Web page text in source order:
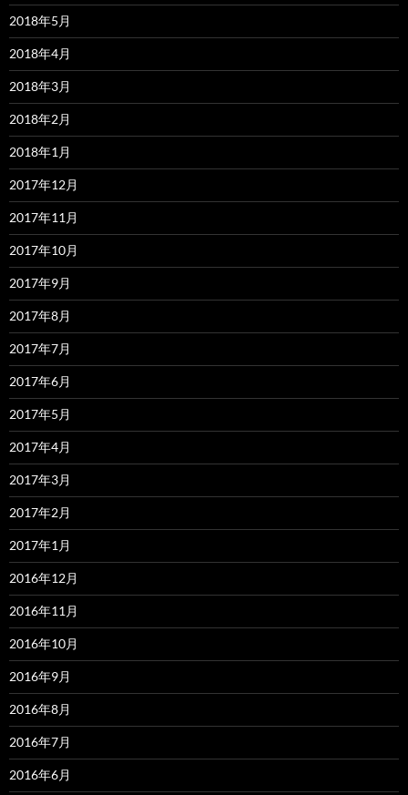
2018年5月
2018年4月
2018年3月
2018年2月
2018年1月
2017年12月
2017年11月
2017年10月
2017年9月
2017年8月
2017年7月
2017年6月
2017年5月
2017年4月
2017年3月
2017年2月
2017年1月
2016年12月
2016年11月
2016年10月
2016年9月
2016年8月
2016年7月
2016年6月